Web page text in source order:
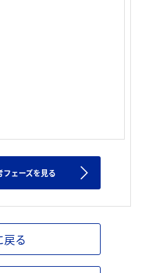
ェーズを見る
る